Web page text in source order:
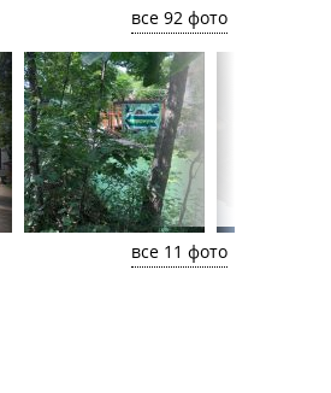
все 92 фото
все 11 фото